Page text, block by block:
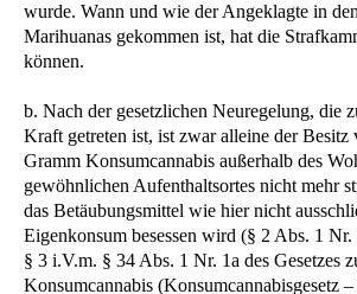
wurde. Wann und wie der Angeklagte in
Marihuanas gekommen ist, hat die
können.
b. Nach der gesetzlichen Neuregelung, die
Kraft getreten ist, ist zwar alleine der Besitz
Gramm Konsumcannabis außerhalb des
gewöhnlichen Aufenthaltsortes nicht mehr
das Betäubungsmittel wie hier nicht
Eigenkonsum besessen wird (§ 2 Abs. 1
§ 3 i.V.m. § 34 Abs. 1 Nr. 1a des Gesetzes
Konsumcannabis (Konsumcannabisgesetz